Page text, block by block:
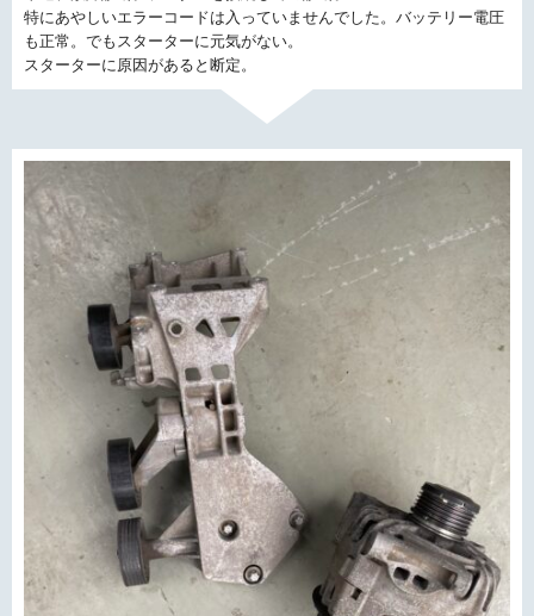
特にあやしいエラーコードは入っていませんでした。バッテリー電圧
も正常。でもスターターに元気がない。
スターターに原因があると断定。